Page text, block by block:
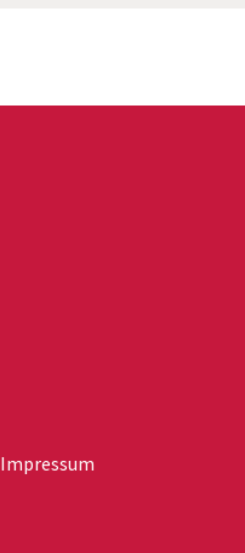
Impressum